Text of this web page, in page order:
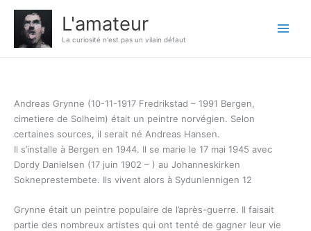
contenu
L'amateur
La curiosité n'est pas un vilain défaut
Andreas Grynne (10-11-1917 Fredrikstad – 1991 Bergen,
cimetiere de Solheim) était un peintre norvégien. Selon
certaines sources, il serait né Andreas Hansen.
Il s’installe à Bergen en 1944. Il se marie le 17 mai 1945 avec
Dordy Danielsen (17 juin 1902 – ) au Johanneskirken
Sokneprestembete. Ils vivent alors à Sydunlennigen 12
Grynne était un peintre populaire de l’après-guerre. Il faisait
partie des nombreux artistes qui ont tenté de gagner leur vie